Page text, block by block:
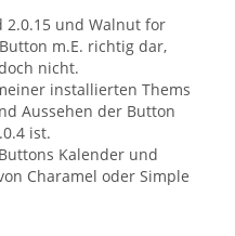
2.0.15 und Walnut for
m.E. richtig dar,
nicht.
installierten Thems
Aussehen der Button
ist.
Kalender und
Charamel oder Simple